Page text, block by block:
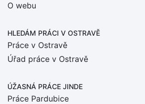
O webu
HLEDÁM PRÁCI V OSTRAVĚ
Práce v Ostravě
Úřad práce v Ostravě
ÚŽASNÁ PRÁCE JINDE
Práce Pardubice